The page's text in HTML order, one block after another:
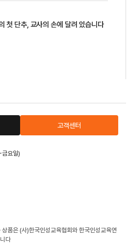
첫 단추, 교사의 손에 달려 있습니다
고객센터
요일)
품은 (사)한국인성교육협회와 한국인성교육연
다